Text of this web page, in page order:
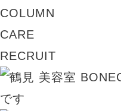
COLUMN
CARE
RECRUIT